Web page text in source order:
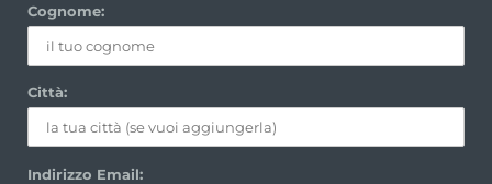
Cognome:
Città:
Indirizzo Email: